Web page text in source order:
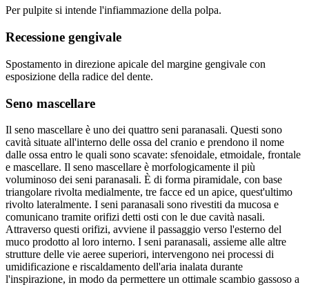
Per pulpite si intende l'infiammazione della polpa.
Recessione gengivale
Spostamento in direzione apicale del margine gengivale con
esposizione della radice del dente.
Seno mascellare
Il seno mascellare è uno dei quattro seni paranasali. Questi sono
cavità situate all'interno delle ossa del cranio e prendono il nome
dalle ossa entro le quali sono scavate: sfenoidale, etmoidale, frontale
e mascellare. Il seno mascellare è morfologicamente il più
voluminoso dei seni paranasali. È di forma piramidale, con base
triangolare rivolta medialmente, tre facce ed un apice, quest'ultimo
rivolto lateralmente. I seni paranasali sono rivestiti da mucosa e
comunicano tramite orifizi detti osti con le due cavità nasali.
Attraverso questi orifizi, avviene il passaggio verso l'esterno del
muco prodotto al loro interno. I seni paranasali, assieme alle altre
strutture delle vie aeree superiori, intervengono nei processi di
umidificazione e riscaldamento dell'aria inalata durante
l'inspirazione, in modo da permettere un ottimale scambio gassoso a